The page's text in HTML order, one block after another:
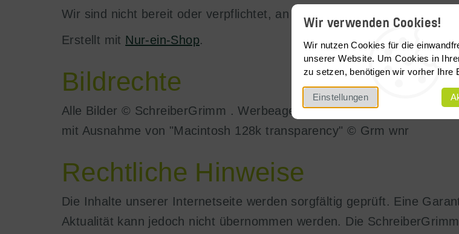
Wir verwenden Cookies!
Wir nutzen Cookies für die
unserer Website. Um Cookies in
zu setzen, benötigen wir vorher Ihre
Einstellungen
Wir sind nicht bereit oder verpflichtet, an Streitbeilegungsverfahren
Erstellt mit Nur-ein-Shop.
Bildrechte
Alle Bilder © SchreiberGrimm . Werbeagentur GmbH
mit Ausnahme von "Macintosh 128k transparency" © Grm wnr
Rechtliche Hinweise
Die Inhalte unserer Internetseite werden sorgfältig geprüft. Eine
Aktualität kann jedoch nicht übernommen werden. Die